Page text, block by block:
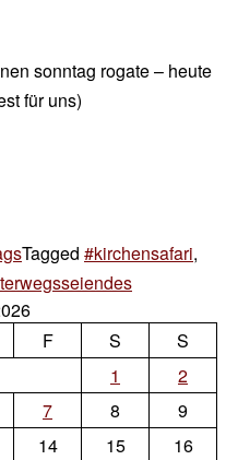
sonntag rogate – heute
für uns)
Tagged #kirchensafari,
sonntags
F S
S
1
2
7 8
9
14 15
16